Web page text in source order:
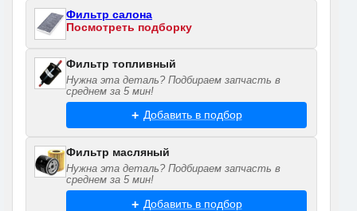
Фильтр салона
Посмотреть подборку
Фильтр топливный
Нужна эта деталь? Подбираем запчасть в
среднем за 5 мин!
Добавить в подбор
Фильтр масляный
Нужна эта деталь? Подбираем запчасть в
среднем за 5 мин!
Добавить в подбор